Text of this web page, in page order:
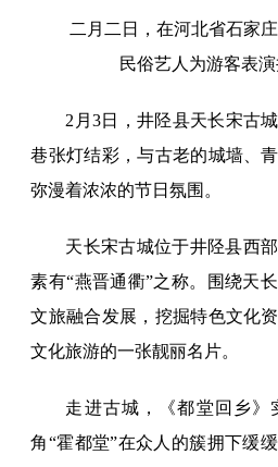
二月二日，在河北省石家
民俗艺人为游客表
2月3日，井陉县天长宋古
巷张灯结彩，与古老的城墙、
弥漫着浓浓的节日氛围。
天长宋古城位于井陉县西
素有“燕晋通衢”之称。围绕天
文旅融合发展，挖掘特色文化
文化旅游的一张靓丽名片。
走进古城，《都堂回乡》
角“霍都堂”在众人的簇拥下缓